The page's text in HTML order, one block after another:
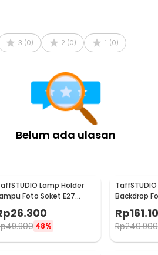
3 (0) 2 (0) 1 (0)
Belum ada ulasan
Lamp Holder
Foto Soket E27
dengan Dudukan Payung
1.6M - HQ-DZ001
26.300
49.900 48%
Backdrop
190x300cm
Rp
Rp240.900